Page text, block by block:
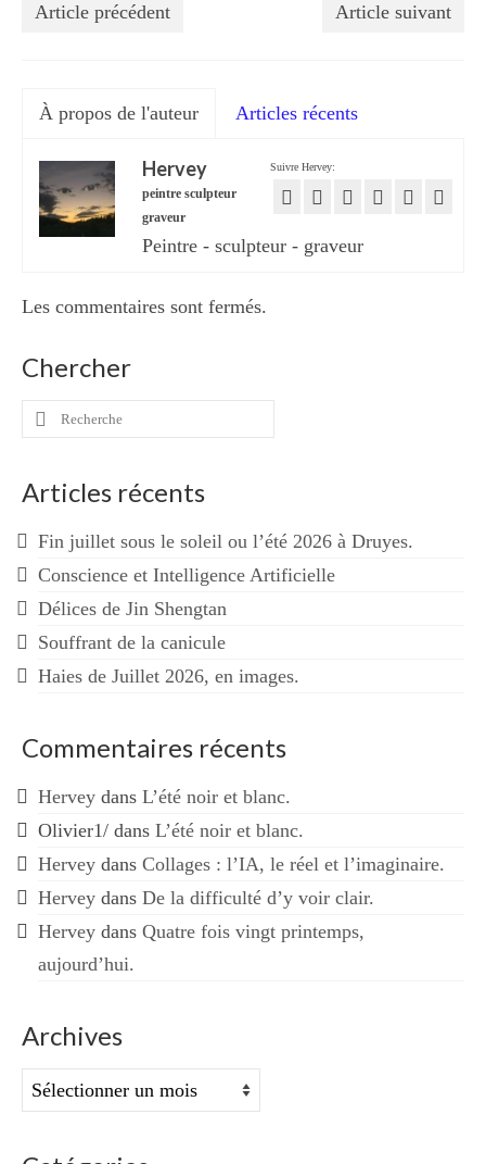
Article précédent Article suivant
À propos de l'auteur Articles récents
Suivre Hervey:
Hervey
peintre sculpteur
graveur
Peintre - sculpteur - graveur
Les commentaires sont fermés.
Chercher
Rechercher
:
Articles récents
Fin juillet sous le soleil ou l’été 2026 à Druyes.
Conscience et Intelligence Artificielle
Délices de Jin Shengtan
Souffrant de la canicule
Haies de Juillet 2026, en images.
Commentaires récents
Hervey dans L’été noir et blanc.
Olivier1/ dans L’été noir et blanc.
Hervey dans Collages : l’IA, le réel et l’imaginaire.
Hervey dans De la difficulté d’y voir clair.
Hervey dans Quatre fois vingt printemps,
aujourd’hui.
Archives
Archives